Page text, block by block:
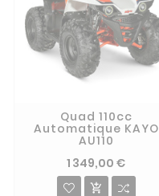
Quad 110cc
Automatique KAYO
AU110
1 349,00 €
